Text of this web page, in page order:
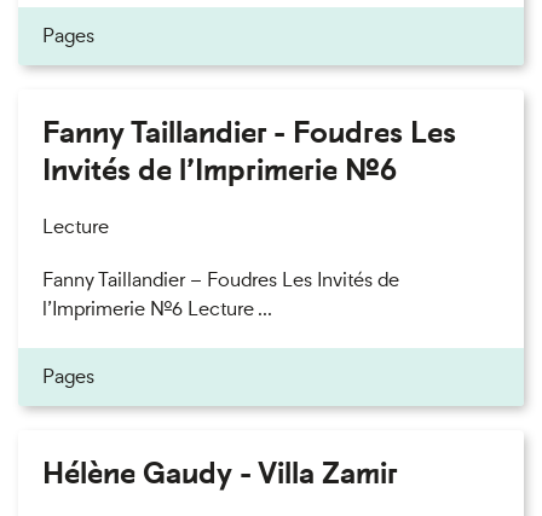
Pages
Fanny Taillandier - Foudres Les
Invités de l’Imprimerie n°6
Lecture
Fanny Taillandier – Foudres Les Invités de
l’Imprimerie n°6 Lecture ...
Pages
Hélène Gaudy - Villa Zamir